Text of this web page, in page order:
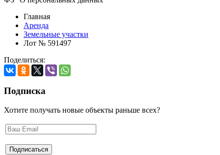
Главная
Аренда
Земельные участки
Лот № 591497
Поделиться:
Подписка
Хотите получать новые объекты раньше всех?